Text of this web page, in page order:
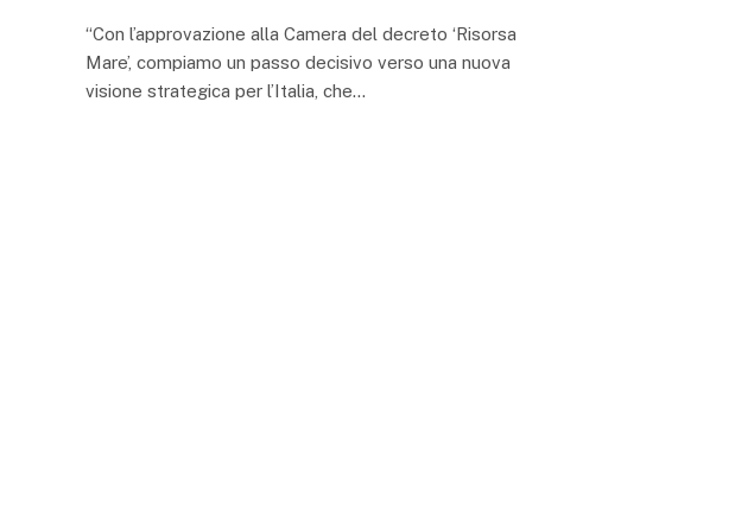
“Con l’approvazione alla Camera del decreto ‘Risorsa
Mare’, compiamo un passo decisivo verso una nuova
visione strategica per l’Italia, che…